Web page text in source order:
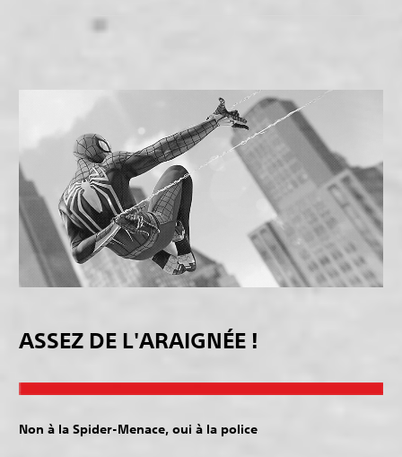
ASSEZ DE L'ARAIGNÉE !
Non à la Spider-Menace, oui à la police